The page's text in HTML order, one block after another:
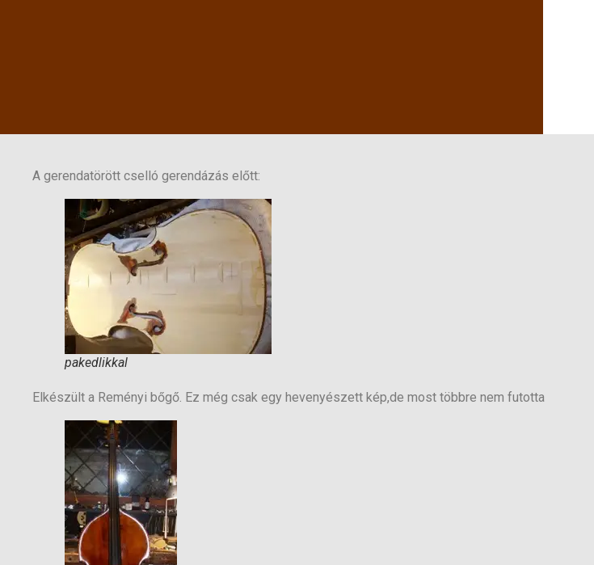
A gerendatörött cselló gerendázás előtt:
pakedlikkal
Elkészült a Reményi bőgő. Ez még csak egy hevenyészett kép,de most többre nem futotta